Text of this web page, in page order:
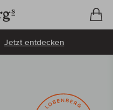
Jetzt entdecken